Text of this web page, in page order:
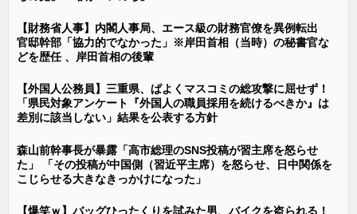
【財務省人事】内閣人事局、エース級の財務官僚を異例転出
官邸幹部「協力的でなかった」※岸田首相（当時）の秘書官な
どを歴任 、岸田首相の後輩
【外国人公務員】三重県、ぱよくマスコミの総攻撃に屈せず！
「県民対象アンケート『外国人の職員採用を続けるべきか』は
差別に該当しない」結果を公表する方針
森山前幹事長が暴露「高市総理のSNS投稿が習主席を怒らせ
た」 「その投稿が中国側（習近平主席）を怒らせ、日中関係を
こじらせる大きなきっかけになった」
【爆笑ｗ】バッグひったくりを試みた男、バイクを盗られる！